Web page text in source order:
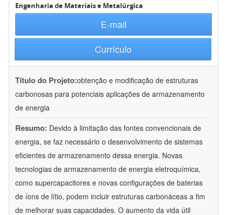
Engenharia de Materiais e Metalúrgica
E-mail
Currículo
Título do Projeto:obtenção e modificação de estruturas
carbonosas para potenciais aplicações de armazenamento
de energia
Resumo: Devido à limitação das fontes convencionais de
energia, se faz necessário o desenvolvimento de sistemas
eficientes de armazenamento dessa energia. Novas
tecnologias de armazenamento de energia eletroquímica,
como supercapacitores e novas configurações de baterias
de íons de lítio, podem incluir estruturas carbonáceas a fim
de melhorar suas capacidades. O aumento da vida útil